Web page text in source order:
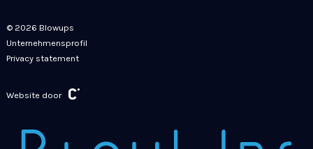
© 2026 Blowups
Unternehmensprofil
Privacy statement
Website door